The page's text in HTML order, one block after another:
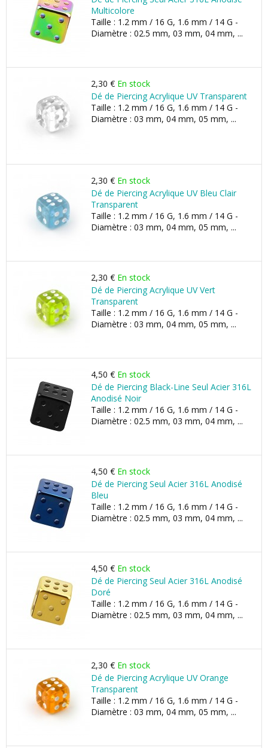
Multicolore
Taille : 1.2 mm / 16 G, 1.6 mm / 14 G -
Diamètre : 02.5 mm, 03 mm, 04 mm, ...
2,30 € En stock
Dé de Piercing Acrylique UV Transparent
Taille : 1.2 mm / 16 G, 1.6 mm / 14 G -
Diamètre : 03 mm, 04 mm, 05 mm, ...
2,30 € En stock
Dé de Piercing Acrylique UV Bleu Clair
Transparent
Taille : 1.2 mm / 16 G, 1.6 mm / 14 G -
Diamètre : 03 mm, 04 mm, 05 mm, ...
2,30 € En stock
Dé de Piercing Acrylique UV Vert
Transparent
Taille : 1.2 mm / 16 G, 1.6 mm / 14 G -
Diamètre : 03 mm, 04 mm, 05 mm, ...
4,50 € En stock
Dé de Piercing Black-Line Seul Acier 316L
Anodisé Noir
Taille : 1.2 mm / 16 G, 1.6 mm / 14 G -
Diamètre : 02.5 mm, 03 mm, 04 mm, ...
4,50 € En stock
Dé de Piercing Seul Acier 316L Anodisé
Bleu
Taille : 1.2 mm / 16 G, 1.6 mm / 14 G -
Diamètre : 02.5 mm, 03 mm, 04 mm, ...
4,50 € En stock
Dé de Piercing Seul Acier 316L Anodisé
Doré
Taille : 1.2 mm / 16 G, 1.6 mm / 14 G -
Diamètre : 02.5 mm, 03 mm, 04 mm, ...
2,30 € En stock
Dé de Piercing Acrylique UV Orange
Transparent
Taille : 1.2 mm / 16 G, 1.6 mm / 14 G -
Diamètre : 03 mm, 04 mm, 05 mm, ...